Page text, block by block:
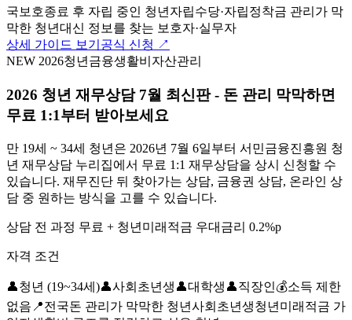
국 보호종료 후 자립 중인 청년 자립수당·자립정착금 관리가 막
막한 청년대신 정보를 찾는 보호자·실무자
상세 가이드 보기 공식 신청 ↗
NEW 2026청년금융생활비 자산관리
2026 청년 재무상담 7월 최신판 - 돈 관리 막막하면
무료 1:1부터 받아보세요
만 19세 ~ 34세 청년은 2026년 7월 6일부터 서민금융진흥원 청
년 재무상담 누리집에서 무료 1:1 재무상담을 상시 신청할 수
있습니다. 재무진단 뒤 찾아가는 상담, 금융권 상담, 온라인 상
담 중 원하는 방식을 고를 수 있습니다.
상담 전 과정 무료 + 청년미래적금 우대금리 0.2%p
자격 조건
👤청년 (19~34세)👤사회초년생 👤대학생 👤직장인💰소득 제한
없음 📍전국돈 관리가 막막한 청년사회초년생청년미래적금 가